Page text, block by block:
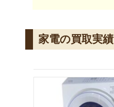
家電の買取実績